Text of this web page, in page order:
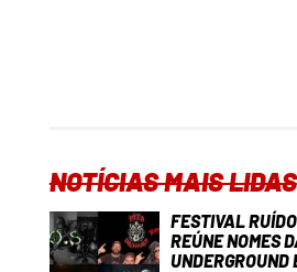
NOTÍCIAS MAIS LIDAS
FESTIVAL
REÚNE NOMES
UNDERGROUND